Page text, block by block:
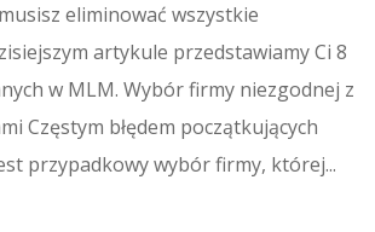
eliminować wszystkie
artykule przedstawiamy Ci 8
w MLM. Wybór firmy niezgodnej z
Częstym błędem początkujących
przypadkowy wybór firmy, której...